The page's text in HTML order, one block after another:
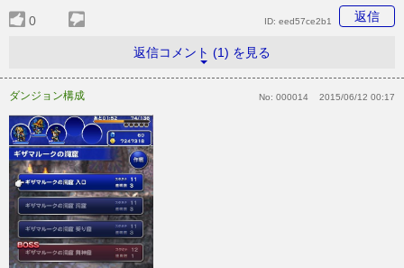
0 返信
ID: eed57ce2b1
返信コメント (1) を見る
ダンジョン構成 No: 000014 2015/06/12 00:17